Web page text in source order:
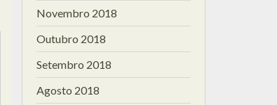
Novembro 2018
Outubro 2018
Setembro 2018
Agosto 2018